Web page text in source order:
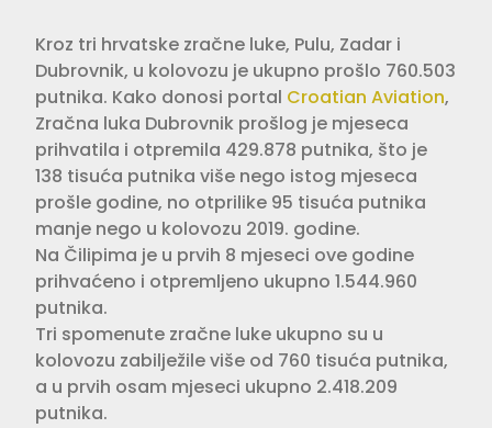
Kroz tri hrvatske zračne luke, Pulu, Zadar i
Dubrovnik, u kolovozu je ukupno prošlo 760.503
putnika. Kako donosi portal Croatian Aviation,
Zračna luka Dubrovnik prošlog je mjeseca
prihvatila i otpremila 429.878 putnika, što je
138 tisuća putnika više nego istog mjeseca
prošle godine, no otprilike 95 tisuća putnika
manje nego u kolovozu 2019. godine.
Na Čilipima je u prvih 8 mjeseci ove godine
prihvaćeno i otpremljeno ukupno 1.544.960
putnika.
Tri spomenute zračne luke ukupno su u
kolovozu zabilježile više od 760 tisuća putnika,
a u prvih osam mjeseci ukupno 2.418.209
putnika.